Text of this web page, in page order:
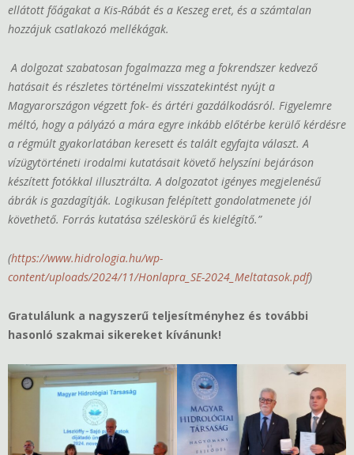
ellátott főágakat a Kis-Rábát és a Keszeg eret, és a számtalan
hozzájuk csatlakozó mellékágak.
A dolgozat szabatosan fogalmazza meg a fokrendszer kedvező
hatásait és részletes történelmi visszatekintést nyújt a
Magyarországon végzett fok- és ártéri gazdálkodásról. Figyelemre
méltó, hogy a pályázó a mára egyre inkább előtérbe kerülő kérdésre
a régmúlt gyakorlatában keresett és talált egyfajta választ. A
vízügytörténeti irodalmi kutatásait követő helyszíni bejáráson
készített fotókkal illusztrálta. A dolgozatot igényes megjelenésű
ábrák is gazdagítják. Logikusan felépített gondolatmenete jól
követhető. Forrás kutatása széleskörű és kielégítő.”
(https://www.hidrologia.hu/wp-
content/uploads/2024/11/Honlapra_SE-2024_Meltatasok.pdf)
Gratulálunk a nagyszerű teljesítményhez és további
hasonló szakmai sikereket kívánunk!